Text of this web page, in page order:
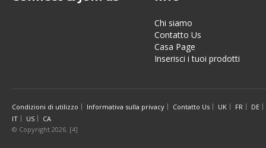
Chi siamo
Contatto Us
Casa Page
Inserisci i tuoi prodotti
Condizioni di utilizzo Informativa sulla privacy Contatto Us UK FR
DE
IT
US
CA
© Copyright 2026. [4]